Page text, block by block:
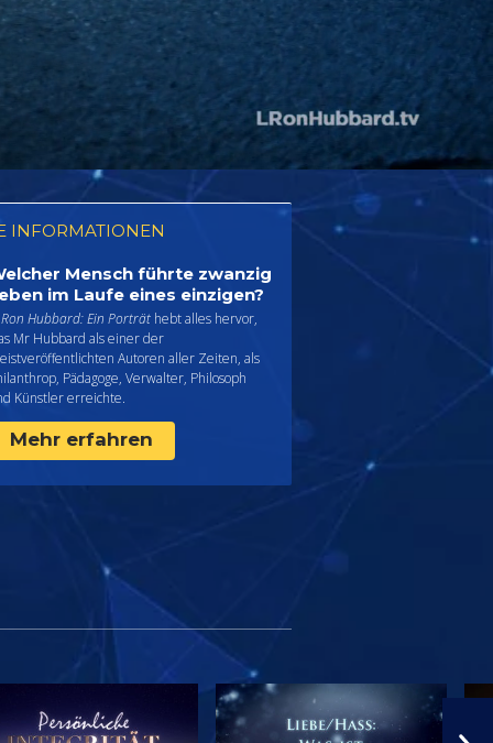
INFORMATIONEN
Mensch führte zwanzig
im Laufe eines einzigen?
Hubbard: Ein Porträt hebt alles hervor,
Mr Hubbard als einer der
Autoren aller Zeiten, als
Pädagoge, Verwalter, Philosoph
Künstler erreichte.
Mehr erfahren